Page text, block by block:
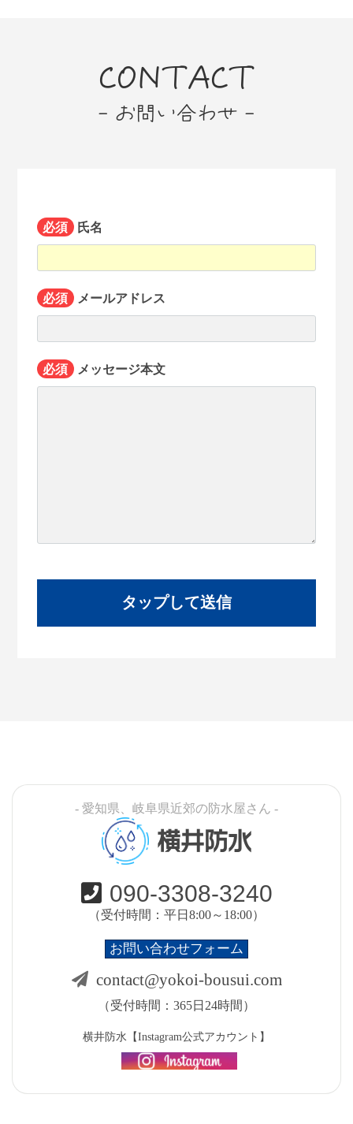
CONTACT
- お問い合わせ -
必須 氏名
必須 メールアドレス
必須 メッセージ本文
- 愛知県、岐阜県近郊の防水屋さん -
横井防水
090-3308-3240
（受付時間：平日8:00～18:00）
お問い合わせフォーム
contact@yokoi-bousui.com
（受付時間：365日24時間）
横井防水【Instagram公式アカウント】